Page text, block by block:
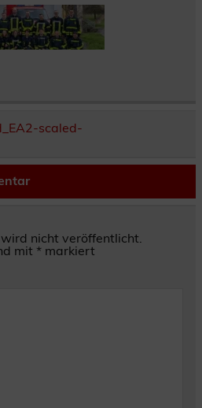
scaled-
nicht veröffentlicht.
mit * markiert